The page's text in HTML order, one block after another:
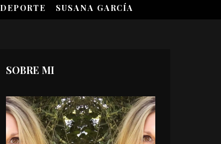
DEPORTE SUSANA GARCÍA
SOBRE MI